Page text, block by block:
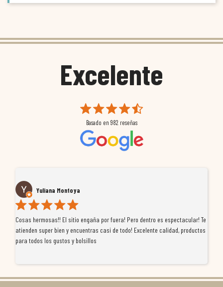
Excelente
Basado en 982 reseñas
Yuliana Montoya
Cosas hermosas!! El sitio engaña por fuera! Pero dentro es espectacular! Te
atienden super bien y encuentras casi de todo! Excelente calidad, productos
para todos los gustos y bolsillos